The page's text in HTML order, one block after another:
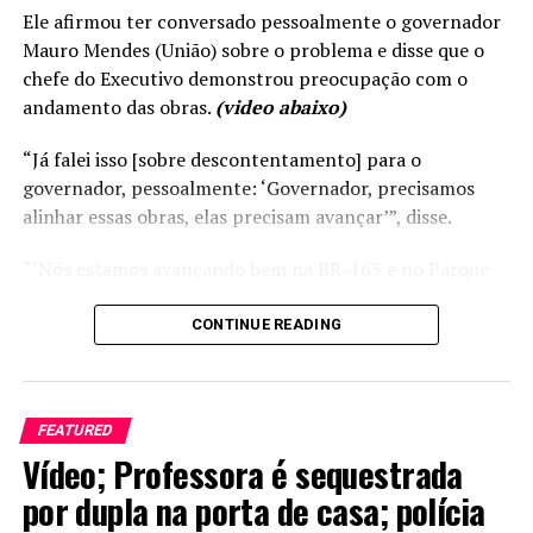
Ele afirmou ter conversado pessoalmente o governador
Mauro Mendes (União) sobre o problema e disse que o
chefe do Executivo demonstrou preocupação com o
andamento das obras. (video abaixo)
“Já falei isso [sobre descontentamento] para o
governador, pessoalmente: ‘Governador, precisamos
alinhar essas obras, elas precisam avançar’”, disse.
concluir o BRT e o Portão do Inferno em Chapada dos
precisa avançar’”, acrescentou Max detalhando a
conversa com o governador.
Russi disse que Mendes também cobrou ao secretário de
Estado de Infraestrutura, Marcelo de Oliveira, sobre o
melhor andamento das obras do BRT.
CONTINUE READING
FEATURED
Vídeo; Professora é sequestrada
por dupla na porta de casa; polícia